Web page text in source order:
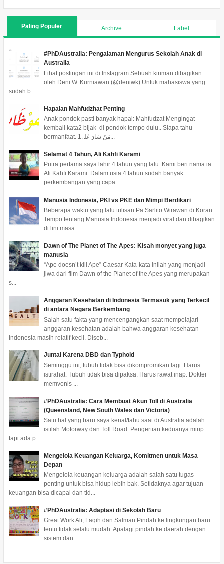
Paling Populer Archive Label
#PhDAustralia: Pengalaman Mengurus Sekolah Anak di
Australia
Lihat postingan ini di Instagram Sebuah kiriman dibagikan
oleh Deni W. Kurniawan (@deniwk) Untuk mahasiswa yang
sudah b...
Hapalan Mahfudzhat Penting
Anak pondok pasti banyak hapal: Mahfudzat Mengingat
kembali kata2 bijak di pondok tempo dulu.. Siapa tahu
bermanfaat. 1. ﻣَﻦْ ﺳَﺎﺭَ ﻋَﻠ...
Selamat 4 Tahun, Ali Kahfi Karami
Putra pertama saya lahir 4 tahun yang lalu. Kami beri nama ia
Ali Kahfi Karami. Dalam usia 4 tahun sudah banyak
perkembangan yang capa...
Manusia Indonesia, PKI vs PKE dan Mimpi Berdikari
Beberapa waktu yang lalu tulisan Pa Sarlito Wirawan di Koran
Tempo tentang Manusia Indonesia menjadi viral dan dibagikan
di lini masa...
Dawn of The Planet of The Apes: Kisah monyet yang juga
manusia
“Ape doesn’t kill Ape” Caesar Kata-kata inilah yang menjadi
jiwa dari film Dawn of the Planet of the Apes yang merupakan
s...
Anggaran Kesehatan di Indonesia Termasuk yang Terkecil
di antara Negara Berkembang
Salah satu fakta yang mencengangkan saat mempelajari
anggaran kesehatan adalah bahwa anggaran kesehatan
Indonesia masih relatif kecil. Diseb...
Juntai Karena DBD dan Typhoid
Seminggu ini, tubuh tidak bisa dikompromikan lagi. Harus
istirahat. Tubuh tidak bisa dipaksa. Harus rawat inap. Dokter
memvonis ...
#PhDAustralia: Cara Membuat Akun Toll di Australia
(Queensland, New South Wales dan Victoria)
Satu hal yang baru saya kenal/tahu saat di Australia adalah
istilah Motorway dan Toll Road. Pengertian keduanya mirip
tapi ada p...
Mengelola Keuangan Keluarga, Komitmen untuk Masa
Depan
Mengelola keuangan keluarga adalah salah satu tugas
penting untuk bisa hidup lebih bak. Setidaknya agar tujuan
keuangan bisa dicapai dan tid...
#PhDAustralia: Adaptasi di Sekolah Baru
Great Work Ali, Faqih dan Salman Pindah ke lingkungan baru
tentu tidak selalu mudah. Apalagi pindah ke daerah dengan
sistem dan ...